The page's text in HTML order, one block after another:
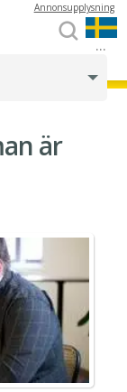
...
Annonsupplysning
är